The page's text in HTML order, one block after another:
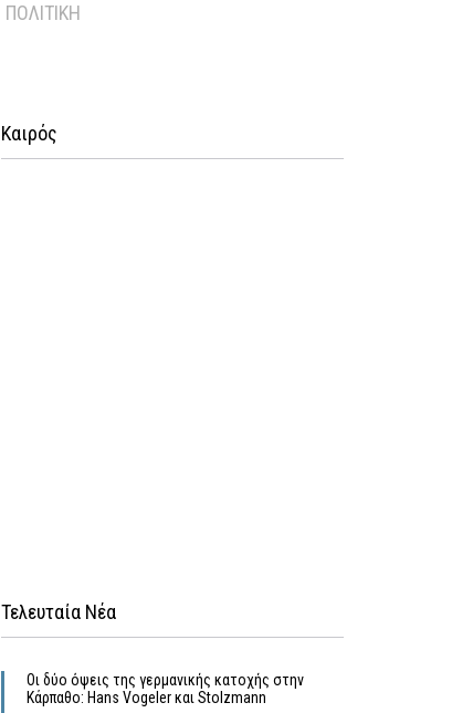
ΠΟΛΙΤΙΚΉ
Καιρός
Τελευταία Νέα
Οι δύο όψεις της γερμανικής κατοχής στην
Κάρπαθο: Hans Vogeler και Stolzmann